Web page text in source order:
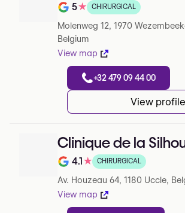
Note de 5 sur 5 sur Google
5★ CHIRURGICAL
Molenweg 12, 1970
Belgium
View map
+32 479 09 44 00
View profile
Clinique de la
Note de 4.1 sur 5 sur Google
4.1★ CHIRURGICAL
Av. Houzeau 64, 1180 Uccle,
View map